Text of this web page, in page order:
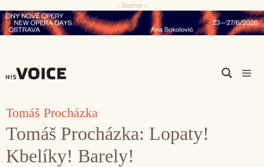
Přeskočit
na
- Inzerce -
Tomáš Procházka
Tomáš Procházka: Lopaty!
Kbelíky! Barely!